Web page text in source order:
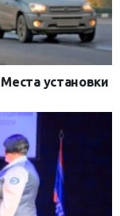
установки